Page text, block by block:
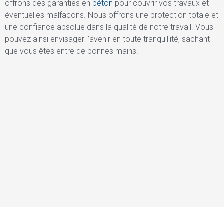
offrons des garanties en béton pour couvrir vos travaux et
éventuelles malfaçons. Nous offrons une protection totale et
une confiance absolue dans la qualité de notre travail. Vous
pouvez ainsi envisager l’avenir en toute tranquillité, sachant
que vous êtes entre de bonnes mains.